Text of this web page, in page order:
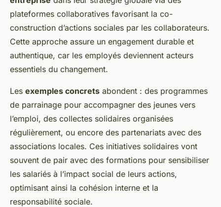
plateformes collaboratives favorisant la co-
construction d’actions sociales par les collaborateurs.
Cette approche assure un engagement durable et
authentique, car les employés deviennent acteurs
essentiels du changement.
Les exemples concrets abondent : des programmes
de parrainage pour accompagner des jeunes vers
l’emploi, des collectes solidaires organisées
régulièrement, ou encore des partenariats avec des
associations locales. Ces initiatives solidaires vont
souvent de pair avec des formations pour sensibiliser
les salariés à l’impact social de leurs actions,
optimisant ainsi la cohésion interne et la
responsabilité sociale.